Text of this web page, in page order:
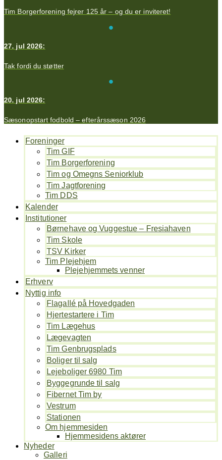
Tim Borgerforening fejrer 125 år – og du er inviteret!
27. jul 2026:
Tak fordi du støtter
20. jul 2026:
Sæsonopstart fodbold – efterårssæson 2026
Foreninger
Tim GIF
Tim Borgerforening
Tim og Omegns Seniorklub
Tim Jagtforening
Tim DDS
Kalender
Institutioner
Børnehave og Vuggestue – Fresiahaven
Tim Skole
TSV Kirker
Tim Plejehjem
Plejehjemmets venner
Erhverv
Nyttig info
Flagallé på Hovedgaden
Hjertestartere i Tim
Tim Lægehus
Lægevagten
Tim Genbrugsplads
Boliger til salg
Lejeboliger 6980 Tim
Byggegrunde til salg
Fibernet Tim by
Vestrum
Stationen
Om hjemmesiden
Hjemmesidens aktører
Nyheder
Galleri